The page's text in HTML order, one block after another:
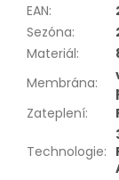
EAN:
Sezóna:
Materiál:
Membrána:
Zateplení:
Technologie: